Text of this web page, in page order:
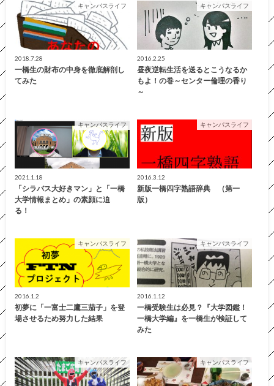
キャンパスライフ
2018.7.28
一橋生の財布の中身を徹底解剖し
てみた
キャンパスライフ
2016.2.25
昼夜逆転生活を送るとこうなるか
もよ！の巻～センター倫理の香り
～
キャンパスライフ
2021.1.18
「シラバス大好きマン」と「一橋
大学情報まとめ」の素顔に迫
る！
キャンパスライフ
2016.3.12
新版一橋四字熟語辞典 （第一
版）
キャンパスライフ
2016.1.2
初夢に「一富士二鷹三茄子」を登
場させるため努力した結果
キャンパスライフ
2016.1.12
一橋受験生は必見？『大学図鑑！
一橋大学編』を一橋生が検証して
みた
キャンパスライフ キャンパスライフ